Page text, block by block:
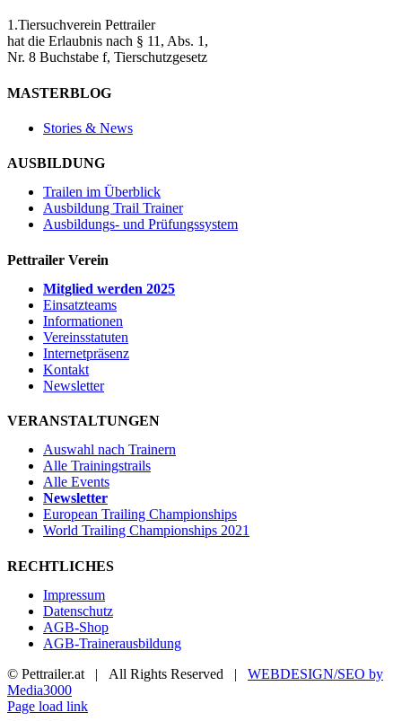
1.Tiersuchverein Pettrailer
hat die Erlaubnis nach § 11, Abs. 1,
Nr. 8 Buchstabe f, Tierschutzgesetz
MASTERBLOG
Stories & News
AUSBILDUNG
Trailen im Überblick
Ausbildung Trail Trainer
Ausbildungs- und Prüfungssystem
Pettrailer Verein
Mitglied werden 2025
Einsatzteams
Informationen
Vereinsstatuten
Internetpräsenz
Kontakt
Newsletter
VERANSTALTUNGEN
Auswahl nach Trainern
Alle Trainingstrails
Alle Events
Newsletter
European Trailing Championships
World Trailing Championships 2021
RECHTLICHES
Impressum
Datenschutz
AGB-Shop
AGB-Trainerausbildung
© Pettrailer.at | All Rights Reserved | WEBDESIGN/SEO by
Media3000
Facebook
X
YouTube
Instagram
Page load link